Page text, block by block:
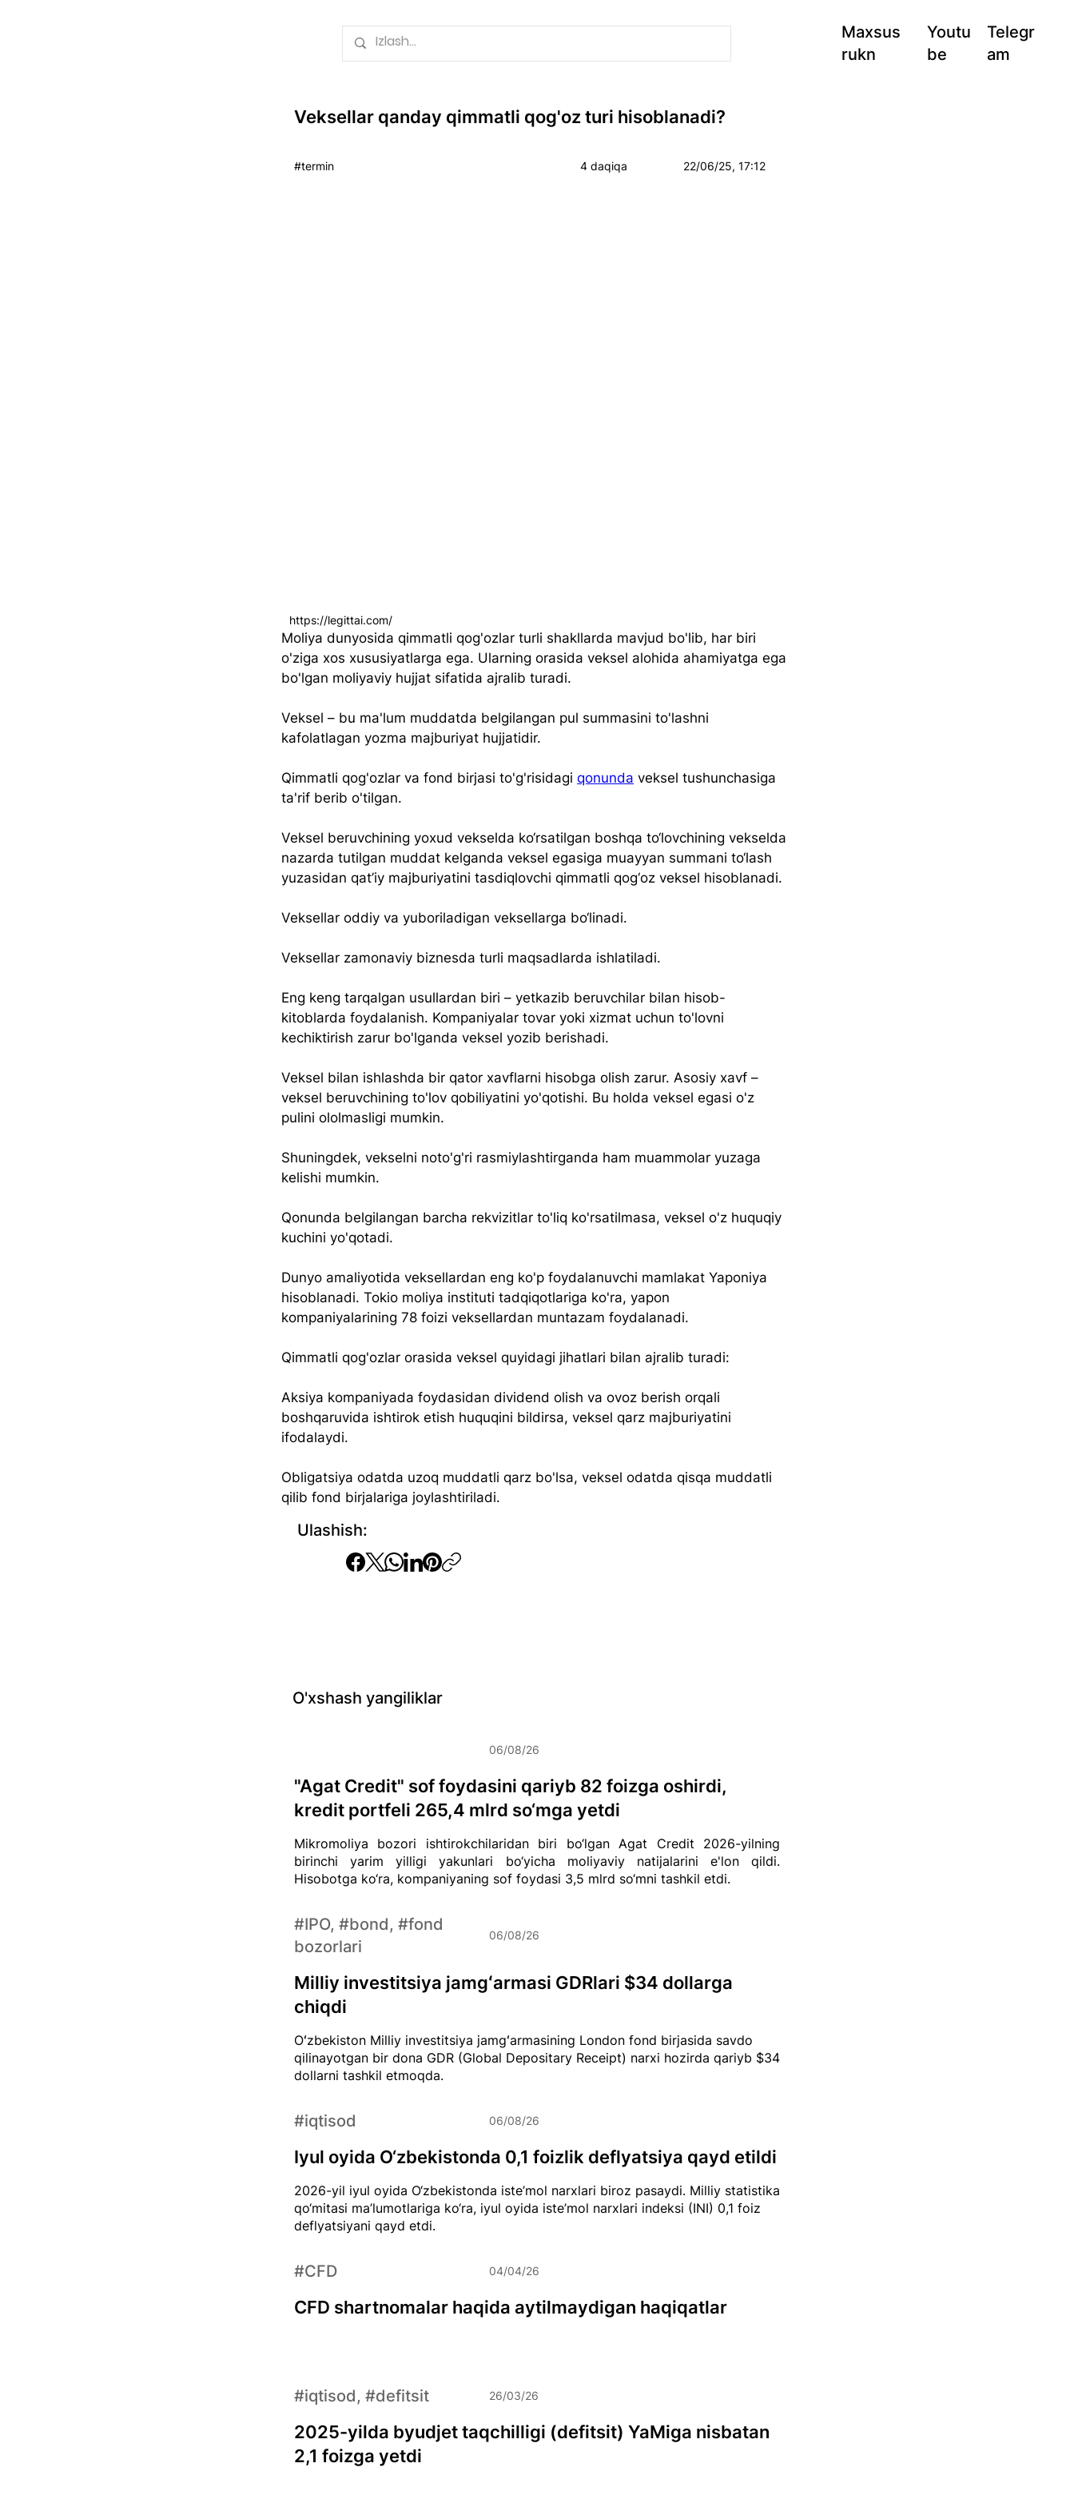
Maxsus
rukn
Telegr
am
Youtu
be
Veksellar qanday qimmatli qog'oz turi hisoblanadi?
#termin 4 daqiqa 22/06/25, 17:12
Ulashish:
Moliya dunyosida qimmatli qog'ozlar turli shakllarda mavjud bo'lib, har biri
o'ziga xos xususiyatlarga ega. Ularning orasida veksel alohida ahamiyatga ega
bo'lgan moliyaviy hujjat sifatida ajralib turadi.
Veksel – bu ma'lum muddatda belgilangan pul summasini to'lashni
kafolatlagan yozma majburiyat hujjatidir.
Qimmatli qog'ozlar va fond birjasi to'g'risidagi qonunda veksel tushunchasiga
ta'rif berib o'tilgan.
Veksel beruvchining yoxud vekselda ko‘rsatilgan boshqa to‘lovchining vekselda
nazarda tutilgan muddat kelganda veksel egasiga muayyan summani to‘lash
yuzasidan qat’iy majburiyatini tasdiqlovchi qimmatli qog‘oz veksel hisoblanadi.
Veksellar oddiy va yuboriladigan veksellarga bo‘linadi.
Veksellar zamonaviy biznesda turli maqsadlarda ishlatiladi.
Eng keng tarqalgan usullardan biri – yetkazib beruvchilar bilan hisob-
kitoblarda foydalanish. Kompaniyalar tovar yoki xizmat uchun to'lovni
kechiktirish zarur bo'lganda veksel yozib berishadi.
Veksel bilan ishlashda bir qator xavflarni hisobga olish zarur. Asosiy xavf –
veksel beruvchining to'lov qobiliyatini yo'qotishi. Bu holda veksel egasi o'z
pulini ololmasligi mumkin.
Shuningdek, vekselni noto'g'ri rasmiylashtirganda ham muammolar yuzaga
kelishi mumkin.
Qonunda belgilangan barcha rekvizitlar to'liq ko'rsatilmasa, veksel o'z huquqiy
kuchini yo'qotadi.
Dunyo amaliyotida veksellardan eng ko'p foydalanuvchi mamlakat Yaponiya
hisoblanadi. Tokio moliya instituti tadqiqotlariga ko'ra, yapon
kompaniyalarining 78 foizi veksellardan muntazam foydalanadi.
Qimmatli qog'ozlar orasida veksel quyidagi jihatlari bilan ajralib turadi:
Aksiya kompaniyada foydasidan dividend olish va ovoz berish orqali
boshqaruvida ishtirok etish huquqini bildirsa, veksel qarz majburiyatini
ifodalaydi.
Obligatsiya odatda uzoq muddatli qarz bo'lsa, veksel odatda qisqa muddatli
qilib fond birjalariga joylashtiriladi.
https://legittai.com/
O'xshash yangiliklar
Mikromoliya bozori ishtirokchilaridan biri bo‘lgan Agat Credit 2026-yilning
birinchi yarim yilligi yakunlari bo‘yicha moliyaviy natijalarini e'lon qildi.
Hisobotga ko‘ra, kompaniyaning sof foydasi 3,5 mlrd so‘mni tashkil etdi.
"Agat Credit" sof foydasini qariyb 82 foizga oshirdi,
kredit portfeli 265,4 mlrd so‘mga yetdi
06/08/26
Oʻzbekiston Milliy investitsiya jamgʻarmasining London fond birjasida savdo
qilinayotgan bir dona GDR (Global Depositary Receipt) narxi hozirda qariyb $34
dollarni tashkil etmoqda.
Milliy investitsiya jamgʻarmasi GDRlari $34 dollarga
chiqdi
#IPO, #bond, #fond
bozorlari
06/08/26
2026-yil iyul oyida O‘zbekistonda iste’mol narxlari biroz pasaydi. Milliy statistika
qo‘mitasi ma’lumotlariga ko‘ra, iyul oyida iste’mol narxlari indeksi (INI) 0,1 foiz
deflyatsiyani qayd etdi.
Iyul oyida O‘zbekistonda 0,1 foizlik deflyatsiya qayd etildi
#iqtisod 06/08/26
CFD shartnomalar haqida aytilmaydigan haqiqatlar
#CFD 04/04/26
2025-yilda byudjet taqchilligi (defitsit) YaMiga nisbatan
2,1 foizga yetdi
#iqtisod, #defitsit 26/03/26